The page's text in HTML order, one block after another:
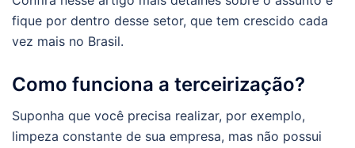
fique por dentro desse setor, que tem crescido cada
vez mais no Brasil.
Como funciona a terceirização?
Suponha que você precisa realizar, por exemplo,
limpeza constante de sua empresa, mas não possui